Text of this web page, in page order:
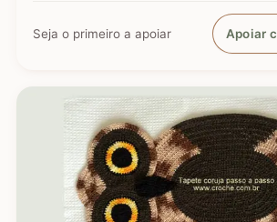
detalhes da costura para que o
perfeito e profissional.…
Seja o primeiro a apoiar Apoiar